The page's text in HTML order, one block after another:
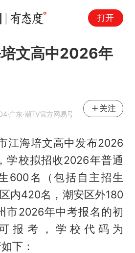
打开
文高中2026年
·广东·潮TV官方网易号
关注
江海培文高中发布2026
学校拟招收2026年普通
600名（包括自主招生
内420名，潮安区外180
市2026年中考报名的初
报考，学校代码为
下：